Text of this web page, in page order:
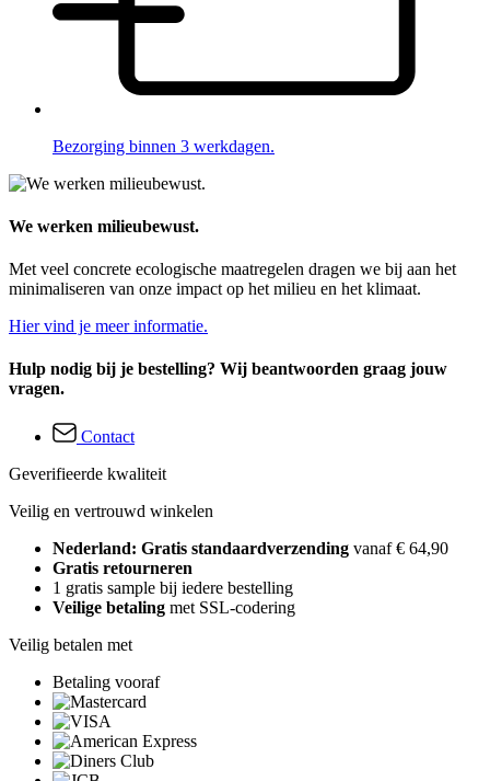
Bezorging binnen 3 werkdagen.
We werken milieubewust.
Met veel concrete ecologische maatregelen dragen we bij aan het
minimaliseren van onze impact op het milieu en het klimaat.
Hier vind je meer informatie.
Hulp nodig bij je bestelling? Wij beantwoorden graag jouw
vragen.
Contact
Geverifieerde kwaliteit
Veilig en vertrouwd winkelen
Nederland: Gratis standaardverzending vanaf € 64,90
Gratis retourneren
1 gratis sample bij iedere bestelling
Veilige betaling met SSL-codering
Veilig betalen met
Betaling vooraf